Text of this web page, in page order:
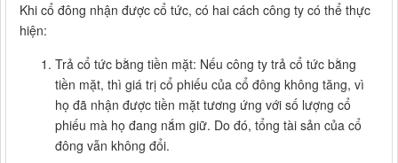
Khi cổ đông nhận được cổ tức, có hai cách công ty có thể thực
hiện:
Trả cổ tức bằng tiền mặt: Nếu công ty trả cổ tức bằng
tiền mặt, thì giá trị cổ phiếu của cổ đông không tăng, vì
họ đã nhận được tiền mặt tương ứng với số lượng cổ
phiếu mà họ đang nắm giữ. Do đó, tổng tài sản của cổ
đông vẫn không đổi.